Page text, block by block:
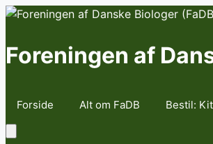
Skip
content
Foreningen af
Forside Alt om FaDB Bestil: